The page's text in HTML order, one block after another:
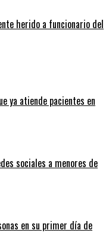
herido a funcionario del
ya atiende pacientes en
sociales a menores de
en su primer día de